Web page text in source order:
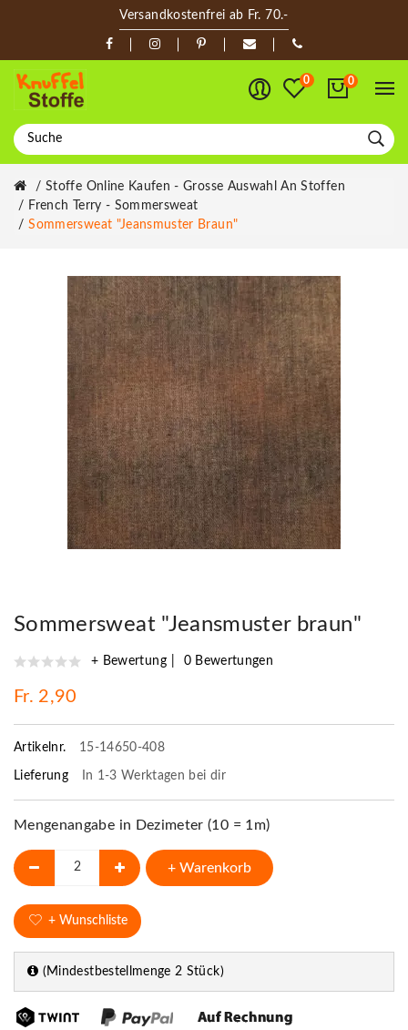
Versandkostenfrei ab Fr. 70.-
0 0
Stoffe Online Kaufen - Grosse Auswahl An Stoffen
French Terry - Sommersweat
Sommersweat "Jeansmuster Braun"
Sommersweat "Jeansmuster braun"
+ Bewertung 0 Bewertungen
Fr. 2,90
Artikelnr. 15-14650-408
Lieferung In 1-3 Werktagen bei dir
Mengenangabe in Dezimeter (10 = 1m)
+ Warenkorb
+ Wunschliste
(Mindestbestellmenge 2 Stück)